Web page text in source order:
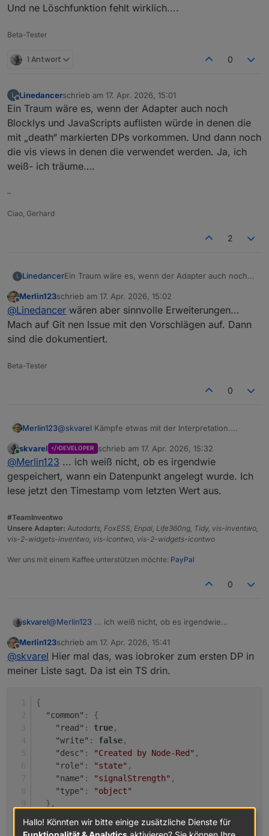
Und ne Löschfunktion fehlt wirklich....
Beta-Tester
1 Antwort 0
L
Offline
Linedancerschrieb am 17. Apr. 2026, 15:01
zuletzt editiert von
Ein Traum wäre es, wenn der Adapter auch noch
Blocklys und JavaScripts auflisten würde in denen die
mit „death“ markierten DPs vorkommen. Und dann noch
die vis views in denen die verwendet werden. Ja, ich
weiß- ich träume….
–
Ciao, Gerhard
2
L LinedancerEin Traum wäre es, wenn der Adapter auch noch
die mit „death“ markierten DPs vorkommen. Und
dann noch die vis views in denen die verwendet
werden. Ja, ich weiß- ich träume….
Offline
Merlin123schrieb am 17. Apr. 2026, 15:02
zuletzt editiert von
@Linedancer wären aber sinnvolle Erweiterungen...
Mach auf Git nen Issue mit den Vorschlägen auf. Dann
sind die dokumentiert.
Beta-Tester
0
Merlin123@skvarel Kämpfe etwas mit der Interpretation....
Wenn ich das richtig verstehe, wurden die noch nie
benutzt, oder?
Da würde ich gerne sehen, wann die angelegt
So hab ich nicht wirklich nen Anhaltspunkt, oder?
Und ne Löschfunktion fehlt wirklich....
Online
skvarel DEVELOPER schrieb am 17. Apr. 2026, 15:32
zuletzt editiert von
@Merlin123 ... ich weiß nicht, ob es irgendwie
gespeichert, wann ein Datenpunkt angelegt wurde. Ich
lese jetzt den Timestamp vom letzten Wert aus.
#TeamInventwo
Unsere Adapter: Autodarts, FoxESS, Enpal, Life360ng, Tidy, vis-inventwo,
vis-2-widgets-inventwo, vis-icontwo, vis-2-widgets-icontwo
Wer uns mit einem Kaffee unterstützen möchte: PayPal
0
skvarel@Merlin123 ... ich weiß nicht, ob es irgendwie
lese jetzt den Timestamp vom letzten Wert aus.
Offline
Merlin123schrieb am 17. Apr. 2026, 15:41
zuletzt editiert von
@skvarel Hier mal das, was iobroker zum ersten DP in
meiner Liste sagt. Da ist ein TS drin.
{
"common" :
{
"read" : true,
"write" : false,
"desc" : "Created by Node-Red" ,
"role" : "state" ,
"name" : "signalStrength" ,
"type" :
"object"
} ,
"type"
"state" ,
Hallo! Könnten wir bitte einige zusätzliche Dienste für